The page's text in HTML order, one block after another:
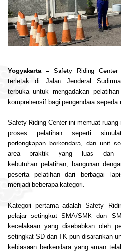
Yogyakarta– Safety Riding Center
terletak di Jalan Jenderal
terbukauntuk mengadakan pelatihan
komprehensif bagi pengendara sepeda
Safety Riding Centerini memuat
proses pelatihanseperti
perlengkapan berkendara, dan unit
area praktik yang luas dan
kebutuhan pelatihan, bangunan
peserta pelatihandari berbagai
menjadi beberapa kategori.
Kategori pertama adalahSafety
pelajar setingkat SMA/SMK dan
kecelakaan yang disebabkan oleh
setingkat SD dan TK pun disarankan
kebiasaan berkendarayang aman